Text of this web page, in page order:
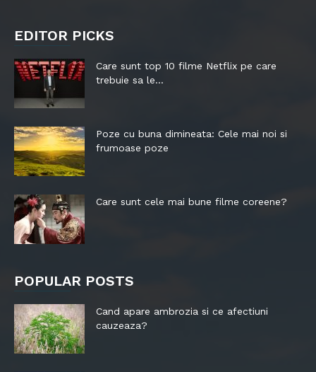
EDITOR PICKS
Care sunt top 10 filme Netflix pe care
trebuie sa le...
Poze cu buna dimineata: Cele mai noi si
frumoase poze
Care sunt cele mai bune filme coreene?
POPULAR POSTS
Cand apare ambrozia si ce afectiuni
cauzeaza?